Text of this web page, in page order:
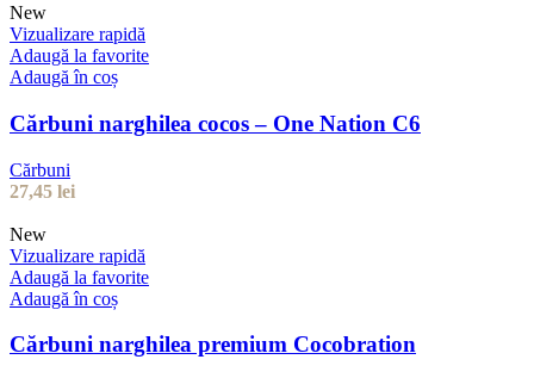
New
Vizualizare rapidă
Adaugă la favorite
Adaugă în coș
Cărbuni narghilea cocos – One Nation C6
Cărbuni
27,45 lei
New
Vizualizare rapidă
Adaugă la favorite
Adaugă în coș
Cărbuni narghilea premium Cocobration